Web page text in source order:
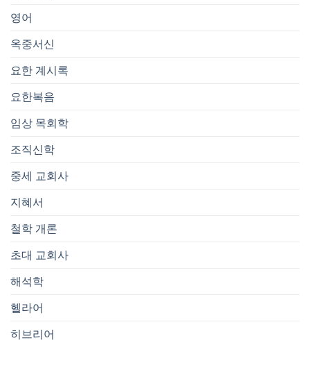
영어
옥중서신
요한 계시록
요한복음
임상 목회학
조직신학
중세 교회사
지혜서
철학 개론
초대 교회사
해석학
헬라어
히브리어